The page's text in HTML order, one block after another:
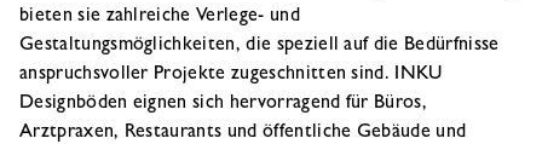
bieten sie zahlreiche Verlege- und
Gestaltungsmöglichkeiten, die speziell auf die Bedürfnisse
anspruchsvoller Projekte zugeschnitten sind. INKU
Designböden eignen sich hervorragend für Büros,
Arztpraxen, Restaurants und öffentliche Gebäude und